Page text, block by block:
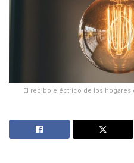
El recibo eléctrico de los hogares